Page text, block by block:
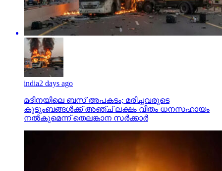
india2 days ago
മദീനയിലെ ബസ് അപകടം; മരിച്ചവരുടെ
കുടുംബങ്ങള്‍ക്ക് അഞ്ച് ലക്ഷം വീതം ധനസഹായം
നല്‍കുമെന്ന് തെലങ്കാന സര്‍ക്കാര്‍